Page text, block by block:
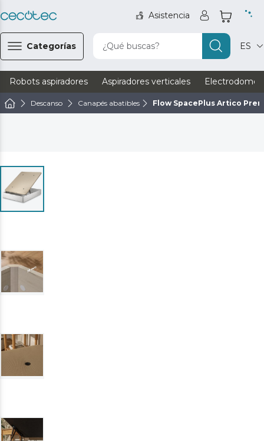
Asistencia
Categorías ¿Qué buscas? ES
Robots aspiradores Aspiradores verticales
Descanso Canapés abatibles Flow SpacePlus Artico